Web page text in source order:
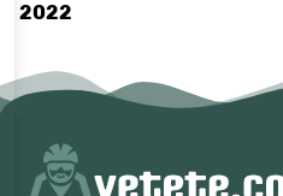
2022